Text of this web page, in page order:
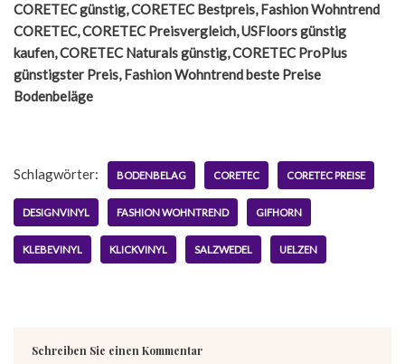
CORETEC günstig, CORETEC Bestpreis, Fashion Wohntrend
CORETEC, CORETEC Preisvergleich, USFloors günstig
kaufen, CORETEC Naturals günstig, CORETEC ProPlus
günstigster Preis, Fashion Wohntrend beste Preise
Bodenbeläge
Schlagwörter: BODENBELAG CORETEC CORETEC PREISE
DESIGNVINYL FASHION WOHNTREND GIFHORN
KLEBEVINYL KLICKVINYL SALZWEDEL UELZEN
Schreiben Sie einen Kommentar